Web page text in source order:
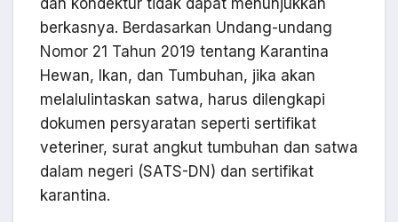
dan kondektur tidak dapat menunjukkan
berkasnya. Berdasarkan Undang-undang
Nomor 21 Tahun 2019 tentang Karantina
Hewan, Ikan, dan Tumbuhan, jika akan
melalulintaskan satwa, harus dilengkapi
dokumen persyaratan seperti sertifikat
veteriner, surat angkut tumbuhan dan satwa
dalam negeri (SATS-DN) dan sertifikat
karantina.